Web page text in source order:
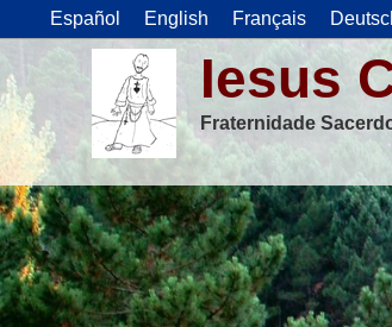
Español English Français
Iesus
Fraternidade